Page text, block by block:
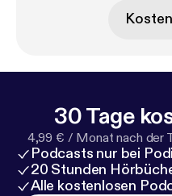
30 Tage
4,99 € / Monat nach der
Podcasts nur bei
20 Stunden
Alle kostenlosen